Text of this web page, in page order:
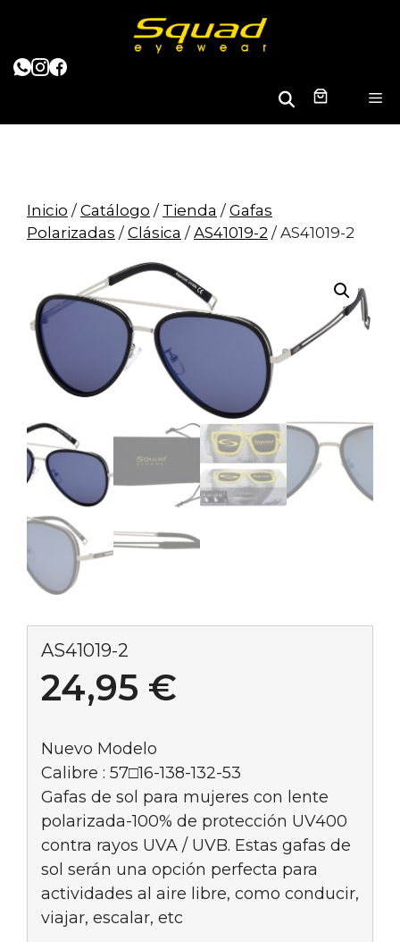
contenido
B
u
Inicio / Catálogo / Tienda / Gafas
Polarizadas / Clásica / AS41019-2 / AS41019-2
AS41019-2
24,95 €
Nuevo Modelo
Calibre : 57□16-138-132-53
Gafas de sol para mujeres con lente
polarizada-100% de protección UV400
contra rayos UVA / UVB. Estas gafas de
sol serán una opción perfecta para
actividades al aire libre, como conducir,
viajar, escalar, etc